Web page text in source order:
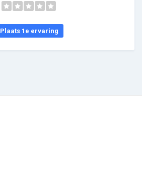
Plaats 1e ervaring